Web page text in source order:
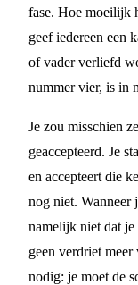
fase. Hoe moeilijk
geef iedereen een
of vader verliefd
nummer vier, is in
Je zou misschien
geaccepteerd. Je
en accepteert die
nog niet. Wanneer
namelijk niet dat je
geen verdriet meer
nodig: je moet de